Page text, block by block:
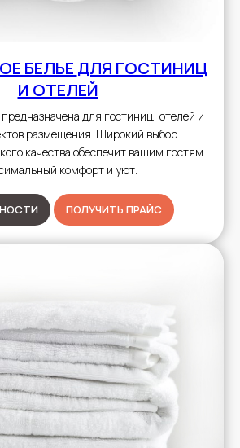
БЕЛЬЕ ДЛЯ ГОСТИНИЦ
И ОТЕЛЕЙ
для гостиниц, отелей и
размещения. Широкий выбор
качества обеспечит вашим гостям
комфорт и уют.
ПОЛУЧИТЬ ПРАЙС